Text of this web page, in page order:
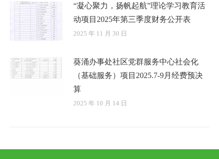
“凝心聚力，扬帆起航”理论学习教育活
动项目2025年第三季度财务公开表
2025 年 11 月 30 日
葵涌办事处社区党群服务中心社会化
（基础服务）项目2025.7-9月经费预决
算
2025 年 10 月 14 日